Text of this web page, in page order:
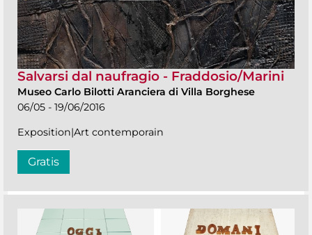
Salvarsi dal naufragio - Fraddosio/Marini
Museo Carlo Bilotti Aranciera di Villa Borghese
06/05 - 19/06/2016
Exposition|Art contemporain
Gratis